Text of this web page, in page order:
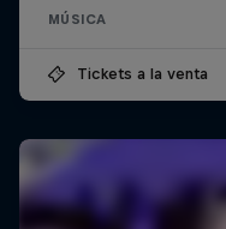
MÚSICA
Tickets a la venta